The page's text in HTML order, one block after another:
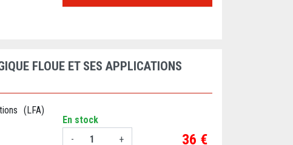
FLOUE ET SES APPLICATIONS
(LFA)
En stock
-
+ Prix
36 €